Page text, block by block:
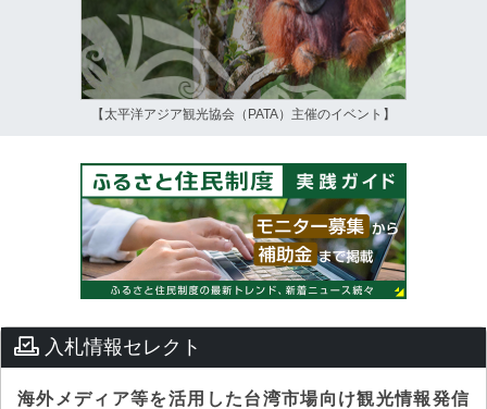
【太平洋アジア観光協会（PATA）主催のイベント】
入札情報セレクト
海外メディア等を活用した台湾市場向け観光情報発信